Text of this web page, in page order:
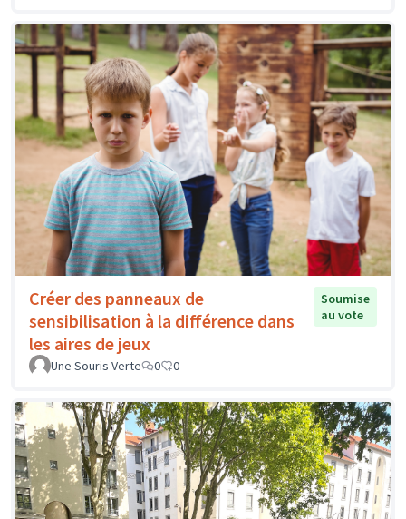
Créer des panneaux de
sensibilisation à la différence dans
les aires de jeux
Soumise
au vote
Une Souris Verte 0 0